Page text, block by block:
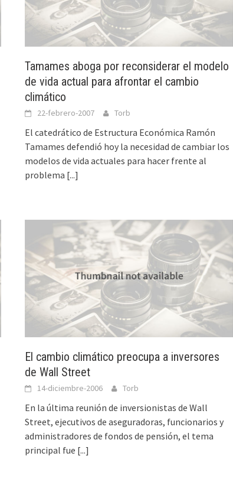
Tamames aboga por reconsiderar el modelo
de vida actual para afrontar el cambio
climático
22-febrero-2007 Torb
El catedrático de Estructura Económica Ramón
Tamames defendió hoy la necesidad de cambiar los
modelos de vida actuales para hacer frente al
problema [...]
El cambio climático preocupa a inversores
de Wall Street
14-diciembre-2006 Torb
En la última reunión de inversionistas de Wall
Street, ejecutivos de aseguradoras, funcionarios y
administradores de fondos de pensión, el tema
principal fue [...]